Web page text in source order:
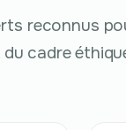
reconnus
cadre